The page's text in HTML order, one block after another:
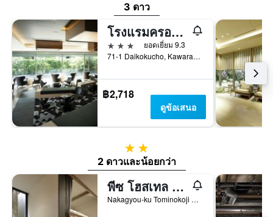
3 ดาว
โรงแรมครอส เกียวโต
3 ดาว
ยอดเยี่ยม 9.3
71-1 Daikokucho, Kawaramachi-Dori, Sanjo-Sagaru, Nakagyo-ku, เกียวโต, ญี่ปุ่น
฿2,718
ดูข้อเสนอ
2 ดาว
2 ดาวและน้อยกว่า
พีซ โฮสเทล ซันโจ
Nakagyou-ku Tominokoji Sanjo-Kudaru, Asakura-Cho 531, เกียวโต, ญี่ปุ่น